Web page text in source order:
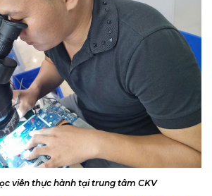
viên thực hành tại trung tâm CKV